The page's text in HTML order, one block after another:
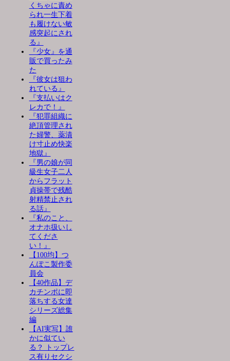
くちゃに責め
られ一生下着
も履けない敏
感突起にされ
る』
『少女』を通
販で買ったみ
た
『彼女は狙わ
れている』
『支払いはク
レカで！』
『犯罪組織に
絶頂管理され
た婦警、薬漬
け寸止め快楽
地獄』
『男の娘が同
級生女子二人
からフラット
貞操帯で残酷
射精禁止され
る話』
『私のこと、
オナホ扱いし
てくださ
い！』
【100均】つ
んぽこ製作委
員会
【40作品】デ
カチンポに即
落ちする女達
シリーズ総集
編
【AI実写】誰
かに似てい
る？ トップレ
ス有りセクシ